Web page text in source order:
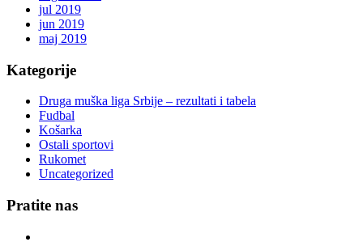
jul 2019
jun 2019
maj 2019
Kategorije
Druga muška liga Srbije – rezultati i tabela
Fudbal
Košarka
Ostali sportovi
Rukomet
Uncategorized
Pratite nas